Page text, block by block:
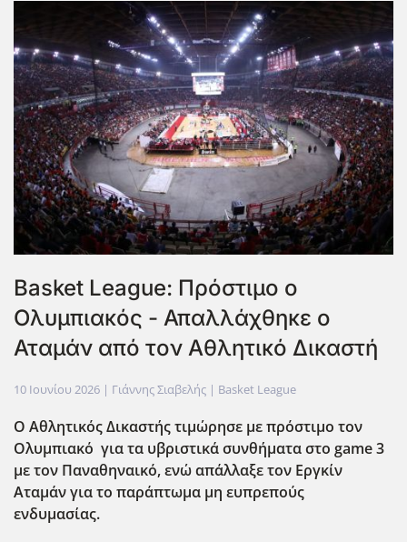
Basket League: Πρόστιμο ο
Ολυμπιακός - Απαλλάχθηκε ο
Αταμάν από τον Αθλητικό Δικαστή
10 Ιουνίου 2026 | Γιάννης Σιαβελής | Basket League
O Aθλητικός Δικαστής τιμώρησε με πρόστιμο τον
Ολυμπιακό για τα υβριστικά συνθήματα στο game 3
με τον Παναθηναικό, ενώ απάλλαξε τον Εργκίν
Αταμάν για το παράπτωμα μη ευπρεπούς
ενδυμασίας.